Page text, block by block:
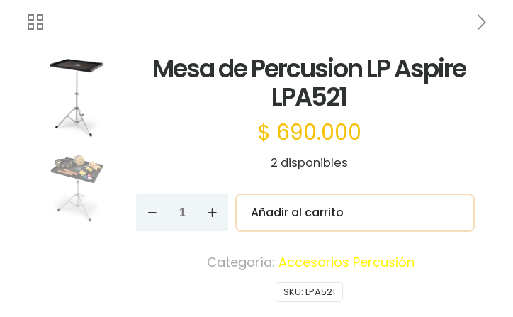
Mesa de Percusion LP Aspire
LPA521
$ 690.000
2 disponibles
Añadir al carrito
SKU: LPA521
Categoría: Accesorios Percusión